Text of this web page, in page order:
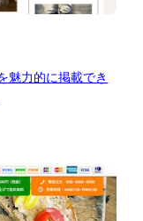
魅力的に掲載でき